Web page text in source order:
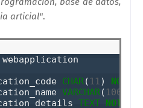
articial".
webapplication
CHAR( 11) NOT
VARCHAR( 100
TEXT NOT